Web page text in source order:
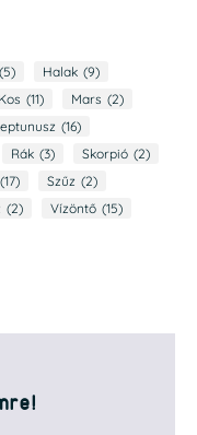
(5) Halak (9)
Kos (11) Mars (2)
(16)
Rák (3) Skorpió (2)
(17) Szűz (2)
(2) Vízöntő (15)